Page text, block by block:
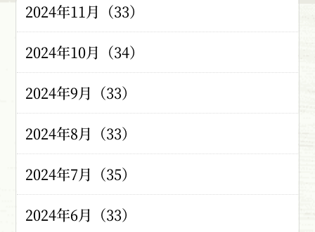
2024年11月（33）
2024年10月（34）
2024年9月（33）
2024年8月（33）
2024年7月（35）
2024年6月（33）